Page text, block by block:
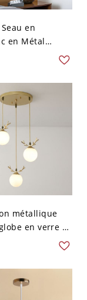
en
en Métal
à 1
Chinois
et Bras Droit
Salon - Noir
métallique
en verre et
décoratif pour
entrée ou
120V